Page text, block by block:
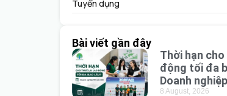
Tuyển dụng
Bài viết gần đây
Thời hạn
động tối đa
Doanh
8 August, 2026